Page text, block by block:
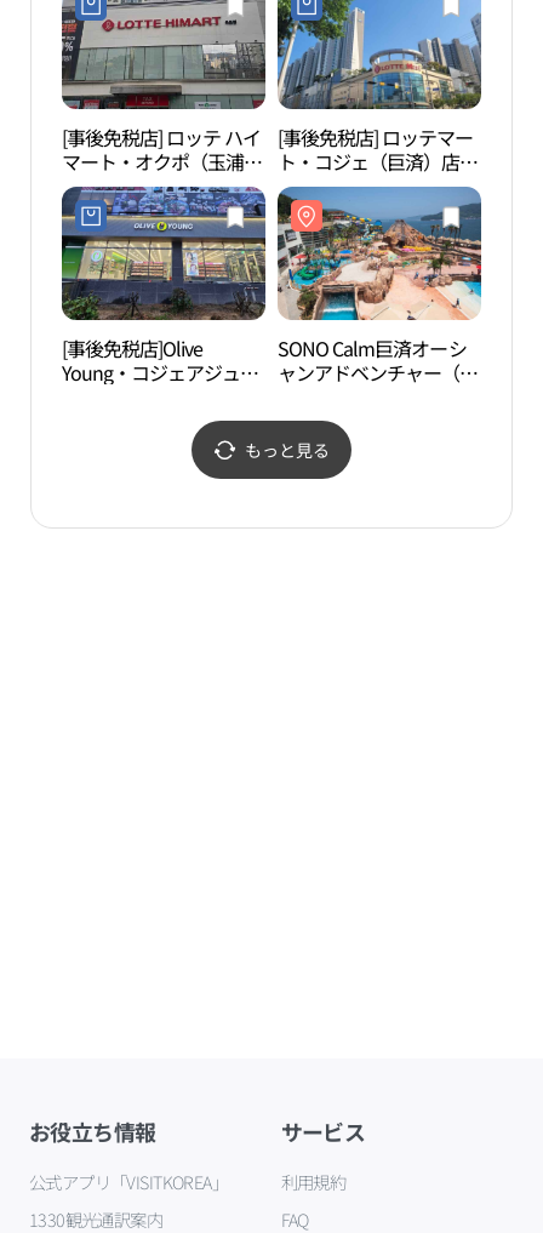
[事後免税店] ロッテ ハイ
マート・オクポ（玉浦）
店(롯데하이마트 옥포점)
[事後免税店] ロッテマー
ト・コジェ（巨済）店
(롯데마트 거제점)
[事後免税店]Olive
Young・コジェアジュ
SONO Calm巨済オーシ
ャンアドベンチャー（소
처）
もっと見る
お役立ち情報
公式アプリ「VISITKOREA」
1330観光通訳案内
サービス
利用規約
FAQ